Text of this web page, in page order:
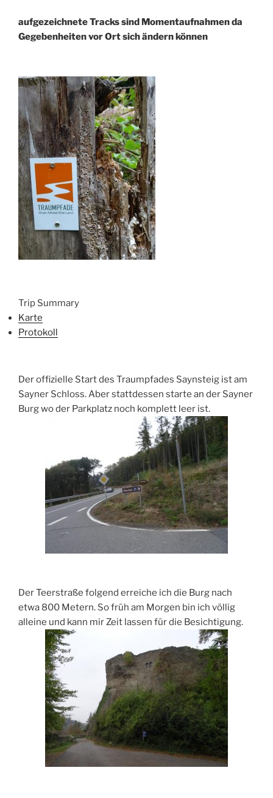
aufgezeichnete Tracks sind Momentaufnahmen da
Gegebenheiten vor Ort sich ändern können
Trip Summary
Karte
Protokoll
Der offizielle Start des Traumpfades Saynsteig ist am
Sayner Schloss. Aber stattdessen starte an der Sayner
Burg wo der Parkplatz noch komplett leer ist.
Der Teerstraße folgend erreiche ich die Burg nach
etwa 800 Metern. So früh am Morgen bin ich völlig
alleine und kann mir Zeit lassen für die Besichtigung.